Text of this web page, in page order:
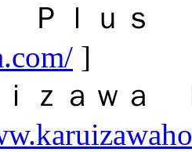
Ｐｌｕｓ
]
ｉｚａｗ